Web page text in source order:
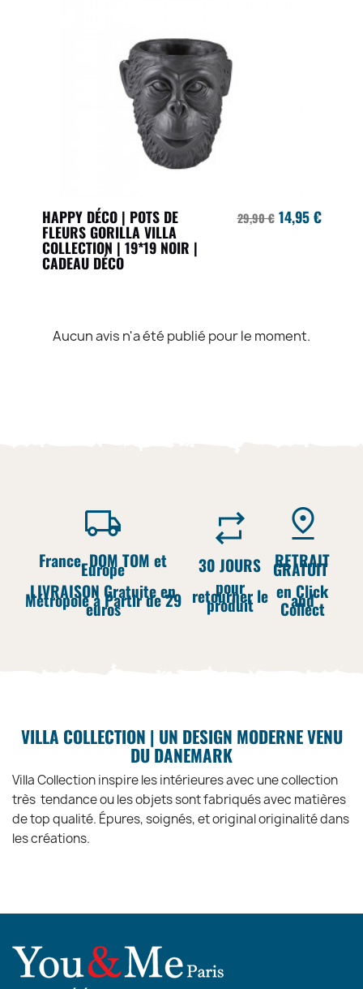
HAPPY DÉCO | POTS DE
FLEURS GORILLA VILLA
COLLECTION | 19*19 NOIR |
CADEAU DÉCO
29,90 € 14,95 €
Aucun avis n'a été publié pour le moment.
France, DOM TOM et
Europe
LIVRAISON Gratuite en
Métropole à Partir de 29
euros
30 JOURS
pour
retourner le
produit
RETRAIT
GRATUIT
en Click
and
Collect
VILLA COLLECTION | UN DESIGN MODERNE VENU
DU DANEMARK
Villa Collection inspire les intérieures avec une collection
très tendance ou les objets sont fabriqués avec matières
de top qualité. Épures, soignés, et original originalité dans
les créations.